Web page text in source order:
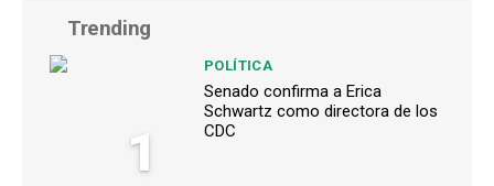
Trending
1
POLÍTICA
Senado confirma a Erica
Schwartz como directora de los
CDC